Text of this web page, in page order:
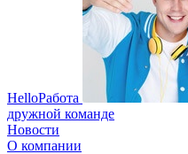
HelloРабота
дружной команде
Новости
О компании